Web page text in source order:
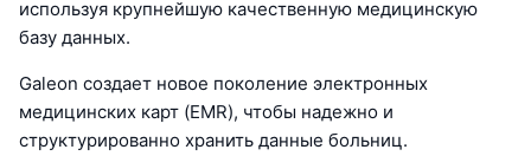
используя крупнейшую качественную медицинскую
базу данных.
Galeon создает новое поколение электронных
медицинских карт (EMR), чтобы надежно и
структурированно хранить данные больниц.